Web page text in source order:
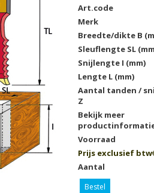
Art.code
Merk
Breedte/dikte B
Sleuflengte SL
Snijlengte I (mm)
Lengte L (mm)
Aantal tanden /
Z
Bekijk meer
Voorraad
Prijs exclusief btw
Aantal
Bestel